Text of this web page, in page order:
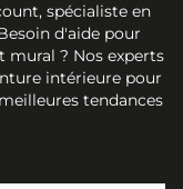
spécialiste en
d'aide pour
? Nos experts
intérieure pour
tendances